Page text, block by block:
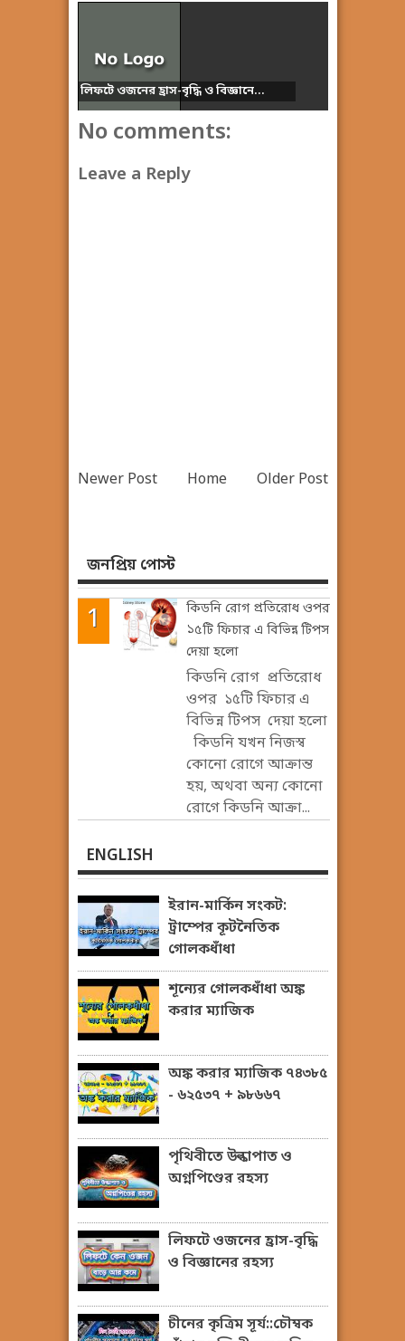
লিফটে ওজনের হ্রাস-বৃদ্ধি ও বিজ্ঞানে...
No comments:
Leave a Reply
Newer Post Older Post
Home
জনপ্রিয় পোস্ট
কিডনি রোগ প্রতিরোধ ওপর
১৫টি ফিচার এ বিভিন্ন টিপস
দেয়া হলো
কিডনি রোগ প্রতিরোধ
ওপর ১৫টি ফিচার এ
বিভিন্ন টিপস দেয়া হলো
কিডনি যখন নিজস্ব
কোনো রোগে আক্রান্ত
হয়, অথবা অন্য কোনো
রোগে কিডনি আক্রা...
ENGLISH
ইরান-মার্কিন সংকট:
ট্রাম্পের কূটনৈতিক
গোলকধাঁধা
শূন্যের গোলকধাঁধা অঙ্ক
করার ম্যাজিক
অঙ্ক করার ম্যাজিক ৭৪৩৮৫
- ৬২৫৩৭ + ৯৮৬৬৭
পৃথিবীতে উল্কাপাত ও
অগ্নপিণ্ডের রহস্য
লিফটে ওজনের হ্রাস-বৃদ্ধি
ও বিজ্ঞানের রহস্য
চীনের কৃত্রিম সূর্য::চৌম্বক